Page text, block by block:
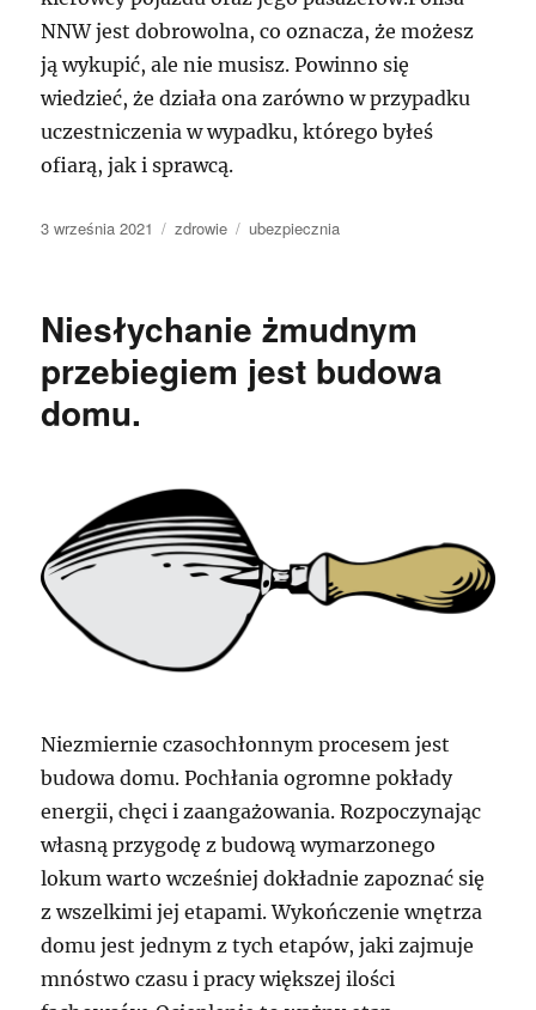
NNW jest dobrowolna, co oznacza, że możesz
ją wykupić, ale nie musisz. Powinno się
wiedzieć, że działa ona zarówno w przypadku
uczestniczenia w wypadku, którego byłeś
ofiarą, jak i sprawcą.
Data
3 września 2021 Kategorie
zdrowie Tagi
ubezpiecznia
Niesłychanie żmudnym
przebiegiem jest budowa
domu.
Niezmiernie czasochłonnym procesem jest
budowa domu. Pochłania ogromne pokłady
energii, chęci i zaangażowania. Rozpoczynając
własną przygodę z budową wymarzonego
lokum warto wcześniej dokładnie zapoznać się
z wszelkimi jej etapami. Wykończenie wnętrza
domu jest jednym z tych etapów, jaki zajmuje
mnóstwo czasu i pracy większej ilości